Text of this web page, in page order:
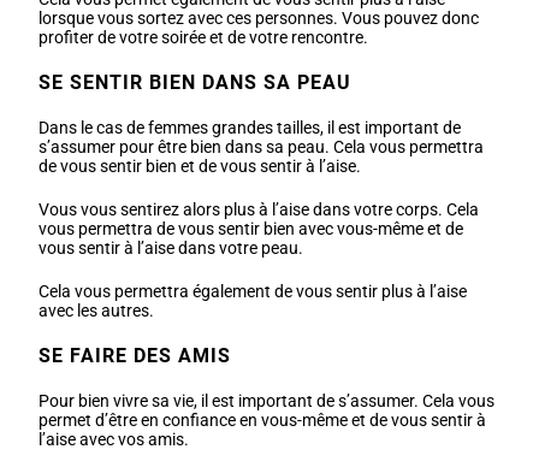
lorsque vous sortez avec ces personnes. Vous pouvez donc
profiter de votre soirée et de votre rencontre.
SE SENTIR BIEN DANS SA PEAU
Dans le cas de femmes grandes tailles, il est important de
s’assumer pour être bien dans sa peau. Cela vous permettra
de vous sentir bien et de vous sentir à l’aise.
Vous vous sentirez alors plus à l’aise dans votre corps. Cela
vous permettra de vous sentir bien avec vous-même et de
vous sentir à l’aise dans votre peau.
Cela vous permettra également de vous sentir plus à l’aise
avec les autres.
SE FAIRE DES AMIS
Pour bien vivre sa vie, il est important de s’assumer. Cela vous
permet d’être en confiance en vous-même et de vous sentir à
l’aise avec vos amis.